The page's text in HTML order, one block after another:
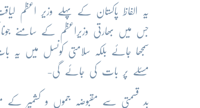
جس میں بھارتی وزیراعظم کے سامنے جونا
سمجھا جائے بلکہ سلامتی کونسل میں
مسئلے پر بات کی جائے گی-
بد قسمتی سے مقبوضہ جموں و کشمیر کے